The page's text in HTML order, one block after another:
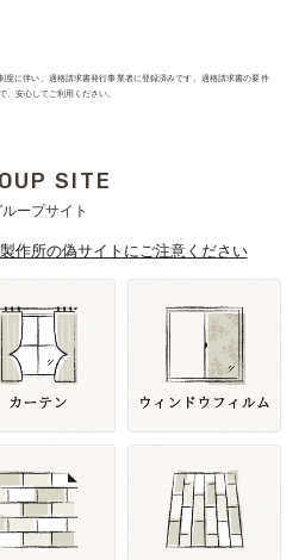
に伴い、適格請求書発行事業者に登録済みです。適格請求書の要件
、安心してご利用ください。
SITE
ループサイト
作所の偽サイトにご注意ください